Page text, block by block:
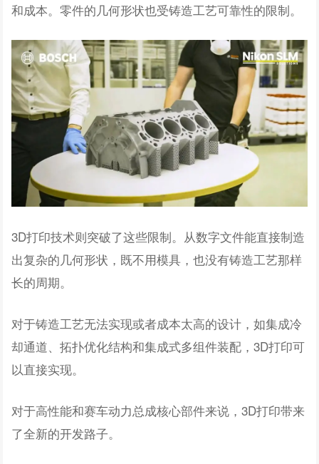
和成本。零件的几何形状也受铸造工艺可靠性的限制。
3D打印技术则突破了这些限制。从数字文件能直接制造
出复杂的几何形状，既不用模具，也没有铸造工艺那样
长的周期。
对于铸造工艺无法实现或者成本太高的设计，如集成冷
却通道、拓扑优化结构和集成式多组件装配，3D打印可
以直接实现。
对于高性能和赛车动力总成核心部件来说，3D打印带来
了全新的开发路子。